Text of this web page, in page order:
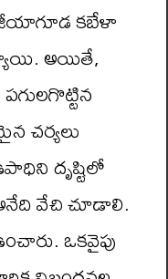
జీయాగూడ కబేళా
అయితే,
చర్యలు
దృష్టిలో
వేచి చూడాలి.
ఒకవైపు